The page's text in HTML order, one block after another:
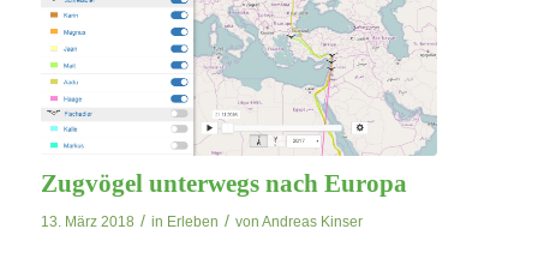
Zugvögel unterwegs nach Europa
13. März 2018 / in Erleben / von Andreas Kinser